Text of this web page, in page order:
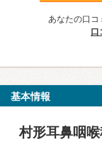
あなたの口コ
口
基本情報
村形耳鼻咽